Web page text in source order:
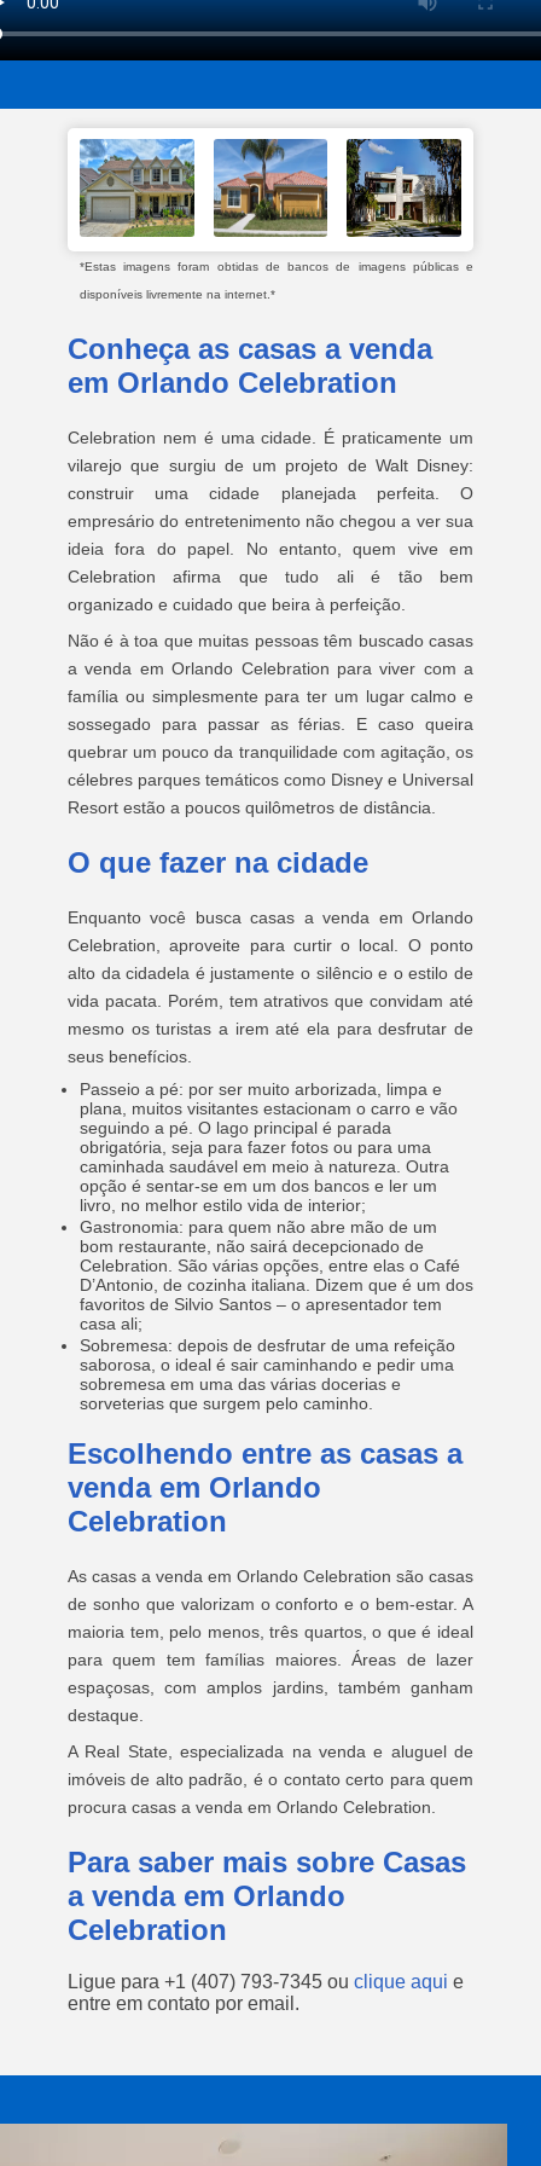
*Estas imagens foram obtidas de bancos de imagens públicas e
disponíveis livremente na internet.*
Conheça as casas a venda
em Orlando Celebration
Celebration nem é uma cidade. É praticamente um
vilarejo que surgiu de um projeto de Walt Disney:
construir uma cidade planejada perfeita. O
empresário do entretenimento não chegou a ver sua
ideia fora do papel. No entanto, quem vive em
Celebration afirma que tudo ali é tão bem
organizado e cuidado que beira à perfeição.
Não é à toa que muitas pessoas têm buscado casas
a venda em Orlando Celebration para viver com a
família ou simplesmente para ter um lugar calmo e
sossegado para passar as férias. E caso queira
quebrar um pouco da tranquilidade com agitação, os
célebres parques temáticos como Disney e Universal
Resort estão a poucos quilômetros de distância.
O que fazer na cidade
Enquanto você busca casas a venda em Orlando
Celebration, aproveite para curtir o local. O ponto
alto da cidadela é justamente o silêncio e o estilo de
vida pacata. Porém, tem atrativos que convidam até
mesmo os turistas a irem até ela para desfrutar de
seus benefícios.
Passeio a pé: por ser muito arborizada, limpa e
plana, muitos visitantes estacionam o carro e vão
seguindo a pé. O lago principal é parada
obrigatória, seja para fazer fotos ou para uma
caminhada saudável em meio à natureza. Outra
opção é sentar-se em um dos bancos e ler um
livro, no melhor estilo vida de interior;
Gastronomia: para quem não abre mão de um
bom restaurante, não sairá decepcionado de
Celebration. São várias opções, entre elas o Café
D’Antonio, de cozinha italiana. Dizem que é um dos
favoritos de Silvio Santos – o apresentador tem
casa ali;
Sobremesa: depois de desfrutar de uma refeição
saborosa, o ideal é sair caminhando e pedir uma
sobremesa em uma das várias docerias e
sorveterias que surgem pelo caminho.
Escolhendo entre as casas a
venda em Orlando
Celebration
As casas a venda em Orlando Celebration são casas
de sonho que valorizam o conforto e o bem-estar. A
maioria tem, pelo menos, três quartos, o que é ideal
para quem tem famílias maiores. Áreas de lazer
espaçosas, com amplos jardins, também ganham
destaque.
A Real State, especializada na venda e aluguel de
imóveis de alto padrão, é o contato certo para quem
procura casas a venda em Orlando Celebration.
Para saber mais sobre Casas
a venda em Orlando
Celebration
Ligue para +1 (407) 793-7345 ou clique aqui e
entre em contato por email.